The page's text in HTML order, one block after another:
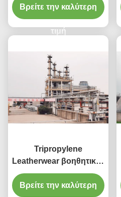
επιστρώματος αιθέρα
Monobutyl γλυκόλης
Βρείτε την καλύτερη
τιμή
Tripropylene
Leatherwear βοηθητικός
διαλυτικός TPNB
επιστρώματος
Βρείτε την καλύτερη